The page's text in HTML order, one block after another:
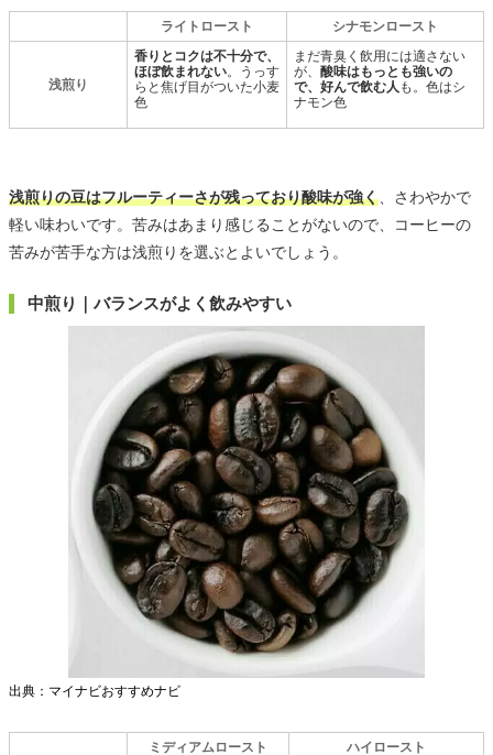
ライトロースト シナモンロースト
浅煎り
香りとコクは不十分で、
ほぼ飲まれない。うっす
らと焦げ目がついた小麦
色
まだ青臭く飲用には適さない
が、 酸味はもっとも強いの
で、好んで飲む人 も。色はシ
ナモン色
浅煎りの豆はフルーティーさが残っており酸味が強く 、さわやかで
軽い味わいです。苦みはあまり感じることがないので、コーヒーの
苦みが苦手な方は浅煎りを選ぶとよいでしょう。
中煎り｜バランスがよく飲みやすい
出典：マイナビおすすめナビ
ミディアムロースト ハイロースト